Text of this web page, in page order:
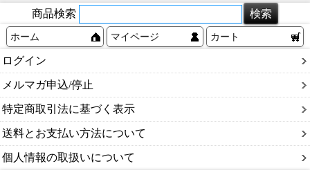
商品検索
ホーム マイページ カート
ログイン
メルマガ申込/停止
特定商取引法に基づく表示
送料とお支払い方法について
個人情報の取扱いについて